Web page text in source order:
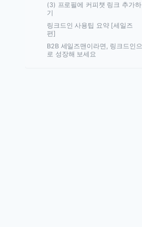
(3) 프로필에 커피챗 링크 추가하
기
링크드인 사용팁 요약 [세일즈
편]
B2B 세일즈맨이라면, 링크드인으
로 성장해 보세요